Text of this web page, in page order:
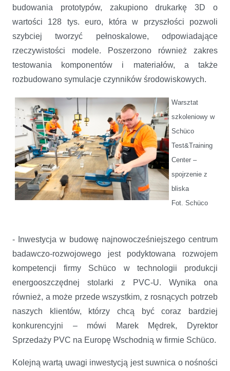
budowania prototypów, zakupiono drukarkę 3D o
wartości 128 tys. euro, która w przyszłości pozwoli
szybciej tworzyć pełnoskalowe, odpowiadające
rzeczywistości modele. Poszerzono również zakres
testowania komponentów i materiałów, a także
rozbudowano symulacje czynników środowiskowych.
Warsztat
szkoleniowy w
Schüco
Test&Training
Center –
spojrzenie z
bliska
Fot. Schüco
- Inwestycja w budowę najnowocześniejszego centrum
badawczo-rozwojowego jest podyktowana rozwojem
kompetencji firmy Schüco w technologii produkcji
energooszczędnej stolarki z PVC-U. Wynika ona
również, a może przede wszystkim, z rosnących potrzeb
naszych klientów, którzy chcą być coraz bardziej
konkurencyjni – mówi Marek Mędrek, Dyrektor
Sprzedaży PVC na Europę Wschodnią w firmie Schüco.
Kolejną wartą uwagi inwestycją jest suwnica o nośności